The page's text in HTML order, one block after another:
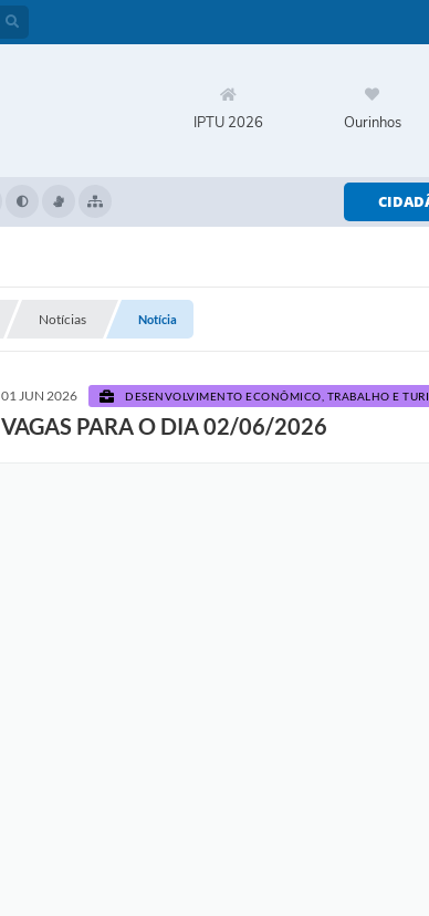
IPTU 2026 Ourinhos
Notícias Notícia
01 JUN 2026 DESENVOLVIMENTO ECONÔMICO, TRABALHO E
VAGAS PARA O DIA 02/06/2026